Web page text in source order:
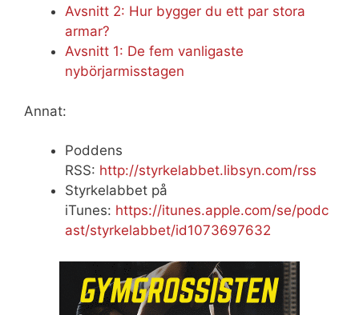
Avsnitt 2: Hur bygger du ett par stora
armar?
Avsnitt 1: De fem vanligaste
nybörjarmisstagen
Annat:
Poddens
RSS: http://styrkelabbet.libsyn.com/rss
Styrkelabbet på
iTunes: https://itunes.apple.com/se/podc
ast/styrkelabbet/id1073697632